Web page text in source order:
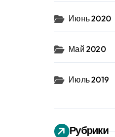
Июнь 2020
Май 2020
Июль 2019
Рубрики